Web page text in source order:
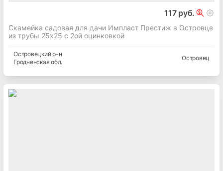
117 руб.
Скамейка садовая для дачи Импласт Престиж в Островце
из трубы 25х25 с 2ой оцинковкой
Островецкийр-н
Гродненская обл.
Островец